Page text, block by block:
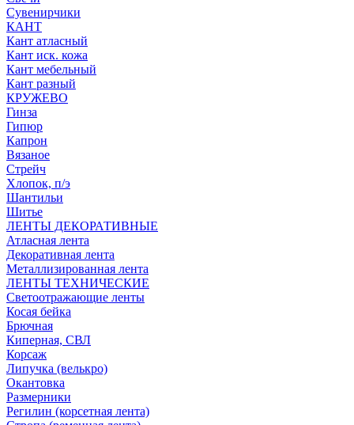
Сувенирчики
КАНТ
Кант атласный
Кант иск. кожа
Кант мебельный
Кант разный
КРУЖЕВО
Гинза
Гипюр
Капрон
Вязаное
Стрейч
Хлопок, п/э
Шантильи
Шитье
ЛЕНТЫ ДЕКОРАТИВНЫЕ
Атласная лента
Декоративная лента
Металлизированная лента
ЛЕНТЫ ТЕХНИЧЕСКИЕ
Светоотражающие ленты
Косая бейка
Брючная
Киперная, СВЛ
Корсаж
Липучка (велькро)
Окантовка
Размерники
Регилин (корсетная лента)